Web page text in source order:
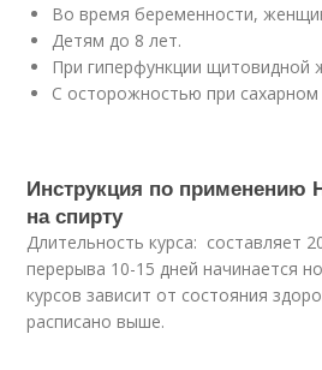
Во время беременности,
Детям до 8 лет.
При гиперфункции щитовидной
С осторожностью при сахарном
Инструкция по применению
на спирту
Длительность курса: составляет
перерыва 10-15 дней начинается
курсов зависит от состояния
расписано выше.